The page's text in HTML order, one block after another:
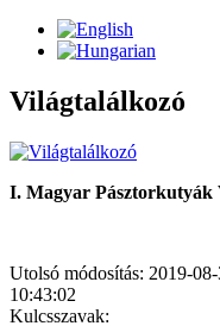
Világtalálkozó
I. Magyar Pásztorkutyák
Utolsó módosítás: 2019-
10:43:02
Kulcsszavak: